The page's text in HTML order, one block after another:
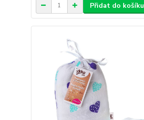
Přidat do košíku